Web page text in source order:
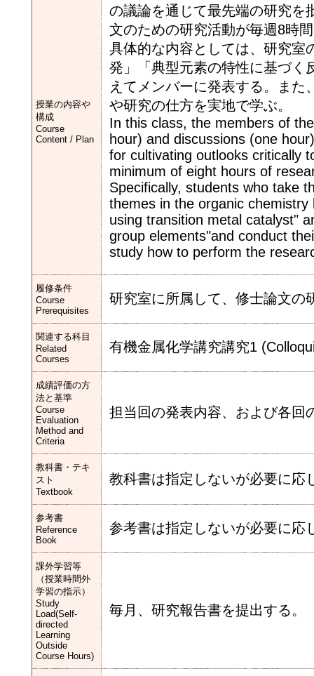
授業の内容や
構成
Course
Content / Plan
の議論を通じて最先端の研究を
文のための研究活動が毎週8時
具体的な内容としては、研究室
発」「典型元素の特性に基づく
えてメンバーに発表する。ま
や研究の仕方を実地で学ぶ。
In this class, the members of
hour) and discussions (one
for cultivating outlooks critically
minimum of eight hours of
Specifically, students who take
themes in the organic
using transition metal catalyst"
group elements"and conduct
study how to perform the
履修条件
Course
Prerequisites
研究室に所属して、修士論文の
関連する科目
Related
Courses
有機金属化学講究講究1
成績評価の方
法と基準
Course
Evaluation
Method and
Criteria
担当回の発表内容、および各回
教科書・テキ
スト
Textbook
教科書は指定しないが必要に応
参考書
Reference
Book
参考書は指定しないが必要に応
課外学習等
（授業時間外
学習の指示）
Study
Load(Self-
directed
Learning
Outside
Course Hours)
毎月、研究報告書を提出する。